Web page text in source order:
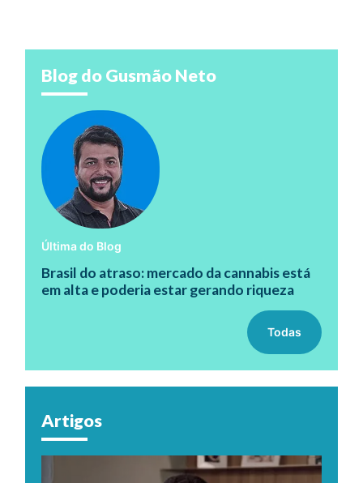
Blog do Gusmão Neto
Última do Blog
Brasil do atraso: mercado da cannabis está
em alta e poderia estar gerando riqueza
Todas
Artigos